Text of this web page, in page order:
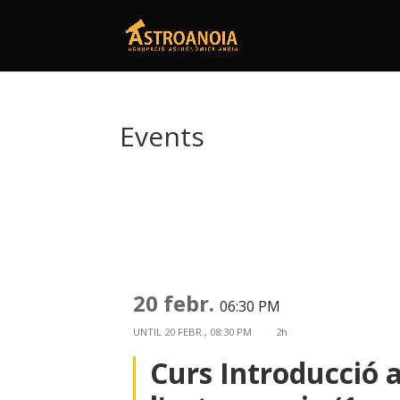
Events
20 febr.06:30 PM
UNTIL 20 FEBR., 08:30 PM 2h
Curs Introducció a